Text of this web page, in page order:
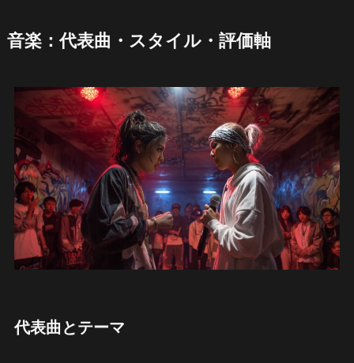
音楽：代表曲・スタイル・評価軸
代表曲とテーマ